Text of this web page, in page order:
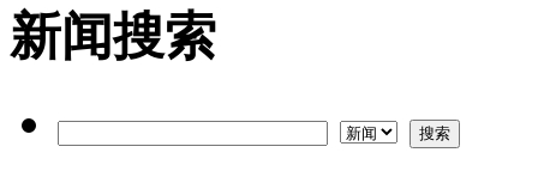
新闻搜索